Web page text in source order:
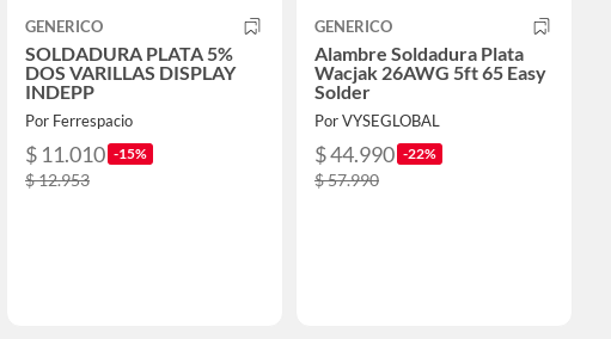
GENERICO
SOLDADURA PLATA 5%
DOS VARILLAS DISPLAY
INDEPP
Por Ferrespacio
$ 11.010 -15%
$ 12.953
GENERICO
Alambre Soldadura Plata
Wacjak 26AWG 5ft 65 Easy
Solder
Por VYSEGLOBAL
$ 44.990 -22%
$ 57.990